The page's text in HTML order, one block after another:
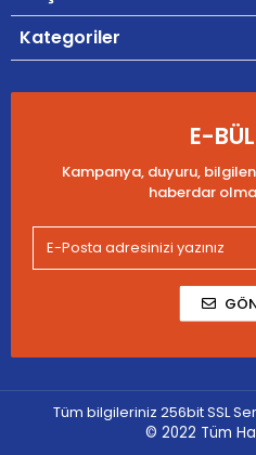
Kategoriler
E-
Kampanya, duyuru,
haberdar
Tüm bilgileriniz 256bit SSL
© 2022 Tüm